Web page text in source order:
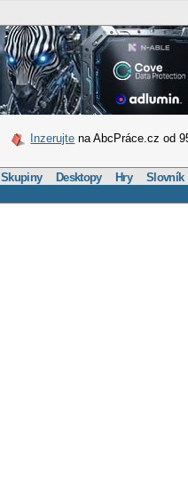
Inzerujte na AbcPráce.cz od
Skupiny Desktopy Hry Slovník